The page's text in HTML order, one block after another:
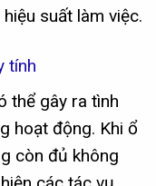
suất làm việc.
tính
thể gây ra tình
hoạt động. Khi ổ
còn đủ không